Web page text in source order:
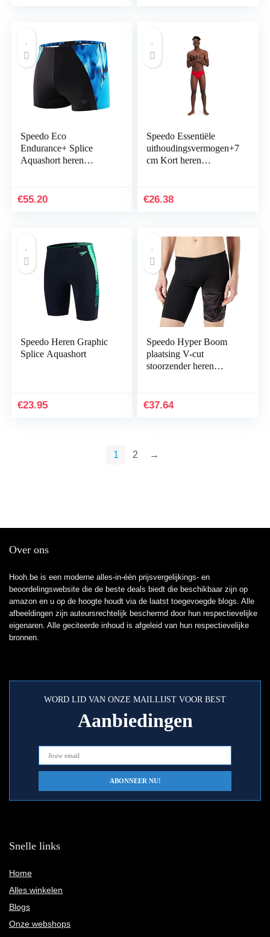
Speedo Eco
Endurance+ Splice
Aquashort heren
€55.20
Speedo Essentiële
uithoudingsvermogen+7
cm Kort heren
€26.38
Speedo Heren Graphic
Splice Aquashort
€23.95
Speedo Hyper Boom
plaatsing V-cut
stoorzender heren
€37.64
1 2 →
Over ons
Hooh.be is een moderne alles-in-één prijsvergelijkings- en
beoordelingswebsite die de beste deals biedt die beschikbaar zijn op
amazon en u op de hoogte houdt via de laatst toegevoegde blogs. Alle
afbeeldingen zijn auteursrechtelijk beschermd door hun respectievelijke
eigenaren. Alle geciteerde inhoud is afgeleid van hun respectievelijke
bronnen.
WORD LID VAN ONZE MAILLIJST VOOR BEST
Aanbiedingen
Snelle links
Home
Alles winkelen
Blogs
Onze webshops